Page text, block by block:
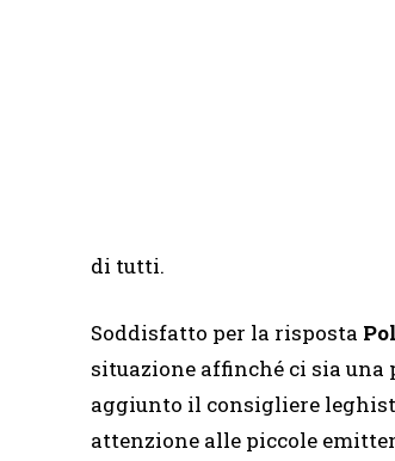
di tutti.
Soddisfatto per la risposta
situazione affinché ci sia
aggiunto il consigliere
attenzione alle piccole